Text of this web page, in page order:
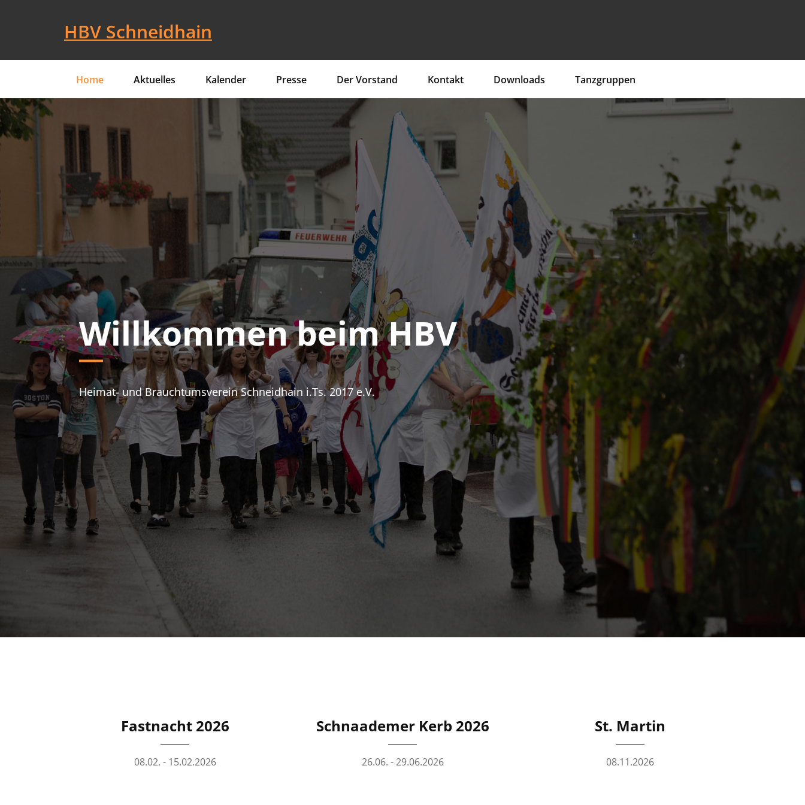
HBV Schneidhain
Home Aktuelles Kalender Presse Der Vorstand Kontakt Downloads Tanzgruppen
Willkommen beim HBV
Heimat- und Brauchtumsverein Schneidhain i.Ts. 2017 e.V.
Fastnacht 2026
08.02. - 15.02.2026
Schnaademer Kerb 2026
26.06. - 29.06.2026
St. Martin
08.11.2026